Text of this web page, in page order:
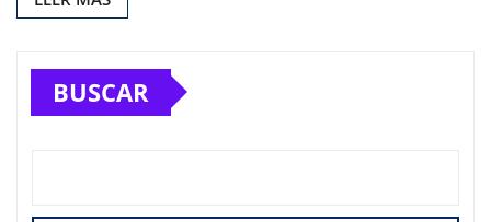
BUSCAR